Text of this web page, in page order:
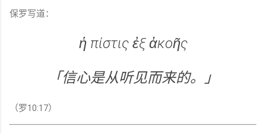
保罗写道：
ἡ πίστις ἐξ ἀκοῆς
「信心是从听见而来的。」
（罗10:17）